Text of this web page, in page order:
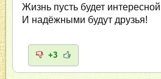
Жизнь пусть будет
И надёжными будут друзья!
+3